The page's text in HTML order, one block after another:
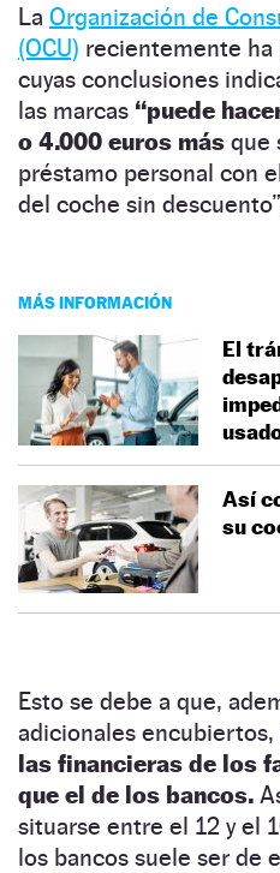
La Organización de
(OCU) recientemente
cuyas conclusiones
las marcas “puede
o 4.000 euros más que
préstamo personal con
del coche sin
MÁS INFORMACIÓN
El
Así
su
Esto se debe a que,
adicionales encubiertos,
las financieras de los
que el de los bancos.
situarse entre el 12 y el
los bancos suele ser de